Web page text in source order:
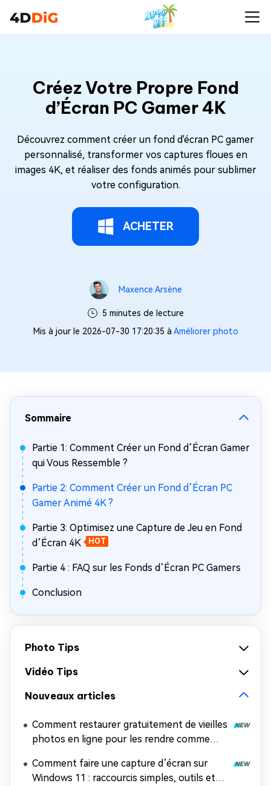
Créez Votre Propre Fond
d’Écran PC Gamer 4K
Découvrez comment créer un fond d'écran PC gamer
personnalisé, transformer vos captures floues en
images 4K, et réaliser des fonds animés pour sublimer
votre configuration.
ACHETER
Maxence Arsène
5 minutes de lecture
Mis à jour le 2026-07-30 17:20:35 à Améliorer photo
Sommaire
Partie 1: Comment Créer un Fond d’Écran Gamer
qui Vous Ressemble ?
Partie 2: Comment Créer un Fond d’Écran PC
Gamer Animé 4K ?
Partie 3: Optimisez une Capture de Jeu en Fond
d’Écran 4K
HOT
Partie 4 : FAQ sur les Fonds d’Écran PC Gamers
Conclusion
Photo Tips
Vidéo Tips
Nouveaux articles
Comment restaurer gratuitement de vieilles
photos en ligne pour les rendre comme
Comment faire une capture d’écran sur
Windows 11 : raccourcis simples, outils et